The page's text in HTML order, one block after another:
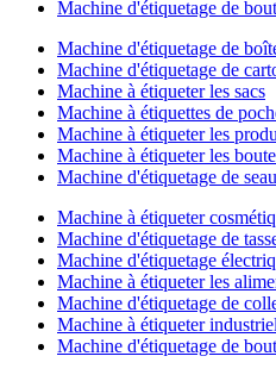
Machine d'étiquetage de
Machine d'étiquetage de
Machine d'étiquetage de
Machine à étiqueter les sacs
Machine à étiquettes de
Machine à étiqueter les
Machine à étiqueter les
Machine d'étiquetage de seau
Machine à étiqueter
Machine d'étiquetage de
Machine d'étiquetage
Machine à étiqueter les
Machine d'étiquetage de
Machine à étiqueter
Machine d'étiquetage de